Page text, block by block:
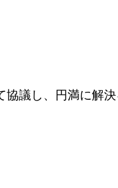
議し、円満に解